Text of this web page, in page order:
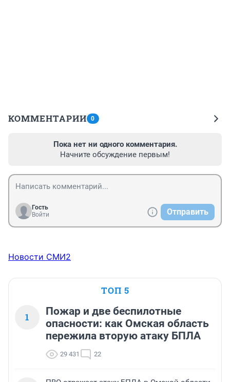
КОММЕНТАРИИ 0
Пока нет ни одного комментария.
Начните обсуждение первым!
Гость
Войти
Отправить
Новости СМИ2
ТОП 5
1
Пожар и две беспилотные
опасности: как Омская область
пережила вторую атаку БПЛА
29 431 22